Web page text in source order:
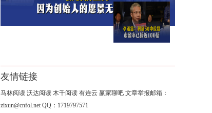
李迅雷：科创50中位数市盈率
友情链接
马林阅读 沃达阅读 木千阅读 有连云 赢家聊吧 文章举报邮箱：
zixun@cnfol.net QQ：1719797571